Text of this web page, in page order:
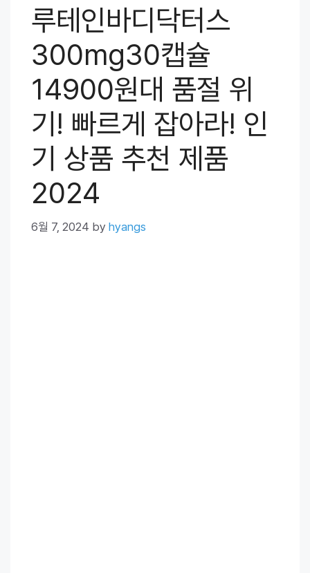
루테인바디닥터스
300mg30캡슐
14900원대 품절 위
기! 빠르게 잡아라! 인
기 상품 추천 제품
2024
6월 7, 2024 by hyangs